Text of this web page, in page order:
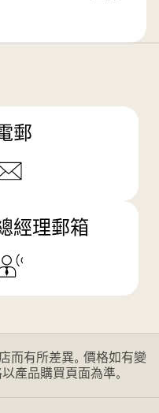
郵
經理郵箱
而有所差異。價格如有變
產品購買頁面為準。